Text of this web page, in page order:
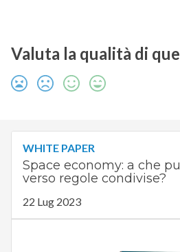
Valuta la qualità di
WHITE PAPER
Space economy: a che
verso regole condivise?
22 Lug 2023